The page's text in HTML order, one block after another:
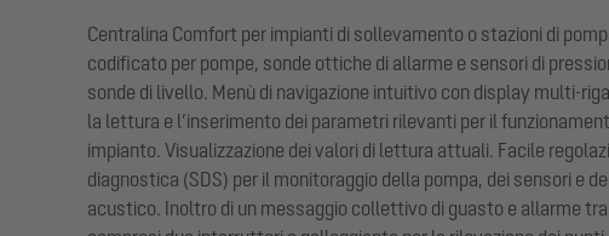
Centralina Comfort per impianti di sollevamento o stazioni di
codificato per pompe, sonde ottiche di allarme e sensori di
sonde di livello. Menù di navigazione intuitivo con display multi-
la lettura e l’inserimento dei parametri rilevanti per il
impianto. Visualizzazione dei valori di lettura attuali. Facile
diagnostica (SDS) per il monitoraggio della pompa, dei sensori e
acustico. Inoltro di un messaggio collettivo di guasto e allarme